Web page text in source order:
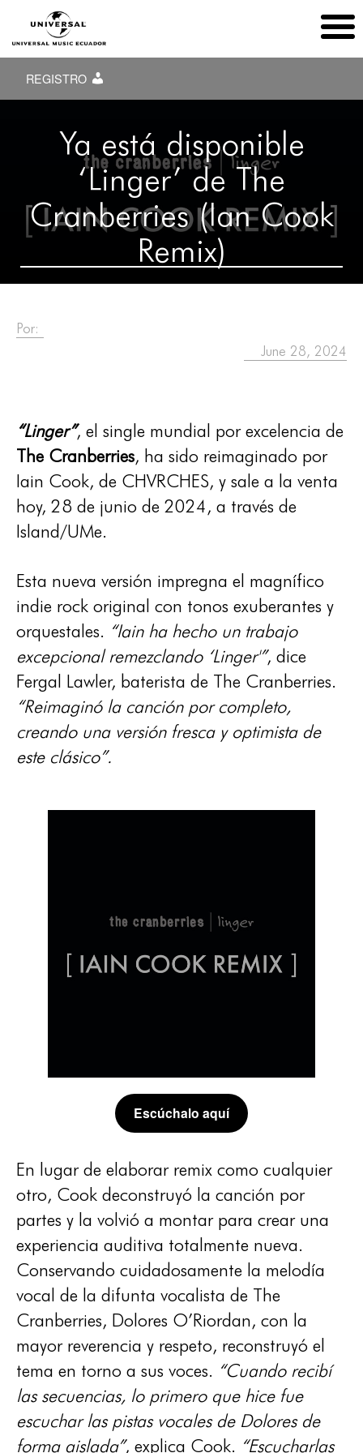
REGISTRO
Ya está disponible
‘Linger’ de The
Cranberries (Ian Cook
Remix)
Por:
June 28, 2024
“Linger”, el single mundial por excelencia de
The Cranberries, ha sido reimaginado por
Iain Cook, de CHVRCHES, y sale a la venta
hoy, 28 de junio de 2024, a través de
Island/UMe.
Esta nueva versión impregna el magnífico
indie rock original con tonos exuberantes y
orquestales. “Iain ha hecho un trabajo
excepcional remezclando ‘Linger'”, dice
Fergal Lawler, baterista de The Cranberries.
“Reimaginó la canción por completo,
creando una versión fresca y optimista de
este clásico”.
Escúchalo aquí
En lugar de elaborar remix como cualquier
otro, Cook deconstruyó la canción por
partes y la volvió a montar para crear una
experiencia auditiva totalmente nueva.
Conservando cuidadosamente la melodía
vocal de la difunta vocalista de The
Cranberries, Dolores O’Riordan, con la
mayor reverencia y respeto, reconstruyó el
tema en torno a sus voces. “Cuando recibí
las secuencias, lo primero que hice fue
escuchar las pistas vocales de Dolores de
forma aislada”, explica Cook. “Escucharlas